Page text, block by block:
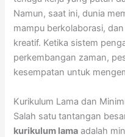
Namun, saat ini, dunia
mampu berkolaborasi,
kreatif. Ketika sistem
perkembangan zaman,
kesempatan untuk
Kurikulum Lama dan
Salah satu tantangan
kurikulum lama adalah